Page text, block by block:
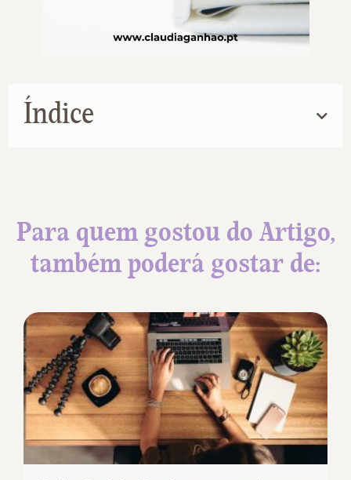
Índice
Para quem gostou do Artigo,
também poderá gostar de: